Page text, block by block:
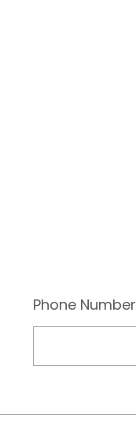
Phone Number